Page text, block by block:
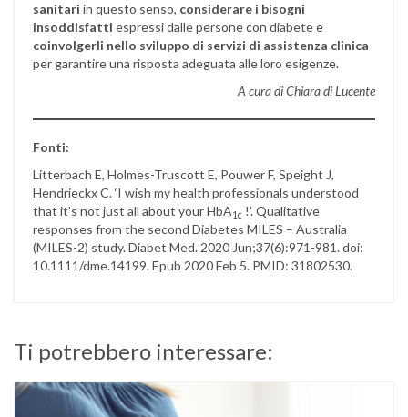
sanitari in questo senso, considerare i bisogni
insoddisfatti espressi dalle persone con diabete e
coinvolgerli nello sviluppo di servizi di assistenza clinica
per garantire una risposta adeguata alle loro esigenze.
A cura di Chiara di Lucente
Fonti:
Litterbach E, Holmes-Truscott E, Pouwer F, Speight J,
Hendrieckx C. ‘I wish my health professionals understood
that it’s not just all about your HbA1c !’. Qualitative
responses from the second Diabetes MILES – Australia
(MILES-2) study. Diabet Med. 2020 Jun;37(6):971-981. doi:
10.1111/dme.14199. Epub 2020 Feb 5. PMID: 31802530.
Ti potrebbero interessare: